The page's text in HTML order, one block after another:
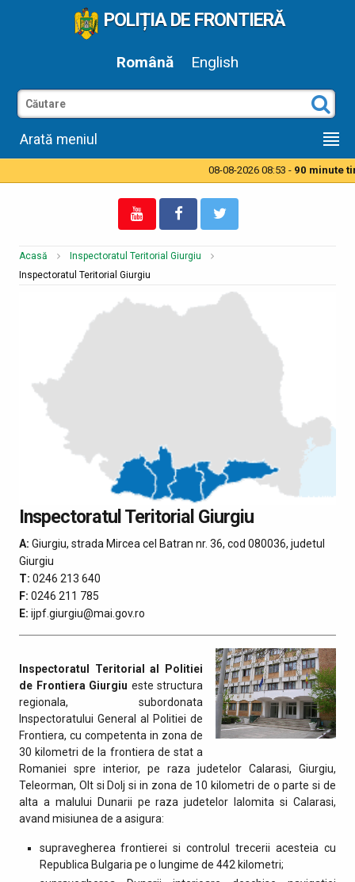
POLIȚIA DE FRONTIERĂ
Română English
Arată meniul
08-08-2026 08:53 - 90 minute
Acasă
Inspectoratul Teritorial Giurgiu
Inspectoratul Teritorial Giurgiu
Inspectoratul Teritorial Giurgiu
A: Giurgiu, strada Mircea cel Batran nr. 36, cod 080036, judetul
Giurgiu
T: 0246 213 640
F: 0246 211 785
E: ijpf.giurgiu@mai.gov.ro
Inspectoratul Teritorial al Politiei
de Frontiera Giurgiu este structura
regionala, subordonata
Inspectoratului General al Politiei de
Frontiera, cu competenta in zona de
30 kilometri de la frontiera de stat a
Romaniei spre interior, pe raza judetelor Calarasi, Giurgiu,
Teleorman, Olt si Dolj si in zona de 10 kilometri de o parte si de
alta a malului Dunarii pe raza judetelor Ialomita si Calarasi,
avand misiunea de a asigura:
supravegherea frontierei si controlul trecerii acesteia cu
Republica Bulgaria pe o lungime de 442 kilometri;